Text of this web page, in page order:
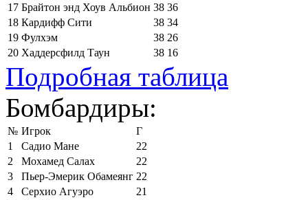
17 Брайтон энд Хоув Альбион 38 36
18 Кардифф Сити 38 34
19 Фулхэм 38 26
20 Хаддерсфилд Таун 38 16
Подробная таблица
Бомбардиры:
№ Игрок
Г
1
Садио Мане
22
2
Мохамед Салах
22
3
Пьер-Эмерик Обамеянг 22
4
Серхио Агуэро
21